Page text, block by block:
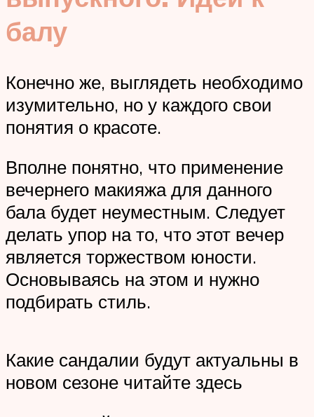
балу
Конечно же, выглядеть необходимо
изумительно, но у каждого свои
понятия о красоте.
Вполне понятно, что применение
вечернего макияжа для данного
бала будет неуместным. Следует
делать упор на то, что этот вечер
является торжеством юности.
Основываясь на этом и нужно
подбирать стиль.
Какие сандалии будут актуальны в
новом сезоне читайте здесь